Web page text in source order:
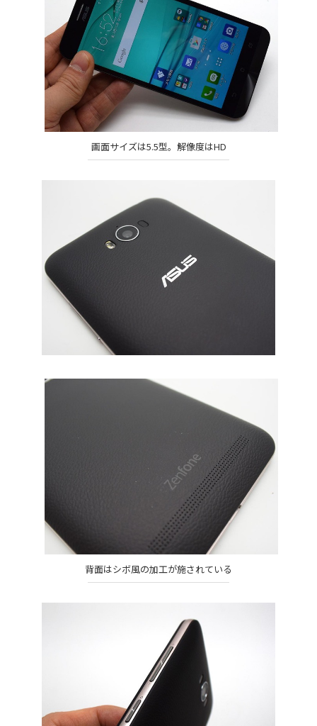
画面サイズは5.5型。解像度はHD
背面はシボ風の加工が施されている